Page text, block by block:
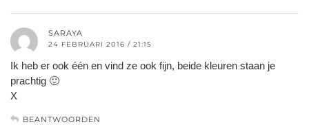
SARAYA
24 FEBRUARI 2016 / 21:15
Ik heb er ook één en vind ze ook fijn, beide kleuren staan je
prachtig 🙂
X
BEANTWOORDEN